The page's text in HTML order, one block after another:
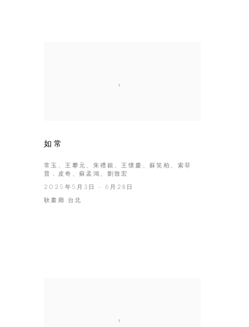
如常
常玉、王攀元、朱禮銀、王懷慶、蘇笑柏、索菲
普．皮奇、蘇孟鴻、劉致宏
2025年5月3日 - 6月28日
耿畫廊 台北